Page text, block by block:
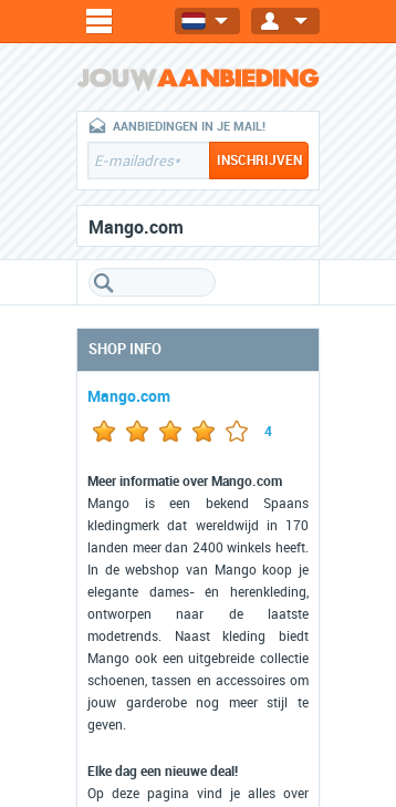
AANBIEDINGEN IN JE MAIL!
Mango.com
SHOP INFO
Mango.com
4
Meer informatie over Mango.com
Mango is een bekend Spaans
kledingmerk dat wereldwijd in 170
landen meer dan 2400 winkels heeft.
In de webshop van Mango koop je
elegante dames- én herenkleding,
ontworpen naar de laatste
modetrends. Naast kleding biedt
Mango ook een uitgebreide collectie
schoenen, tassen en accessoires om
jouw garderobe nog meer stijl te
geven.
Elke dag een nieuwe deal!
Op deze pagina vind je alles over